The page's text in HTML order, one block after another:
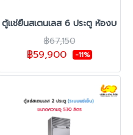
รุ่น SRD-1852C
ตู้แช่ยืนสเตนเลส 6 ประตู ห้องบนก
฿67,150
฿59,900 -11%